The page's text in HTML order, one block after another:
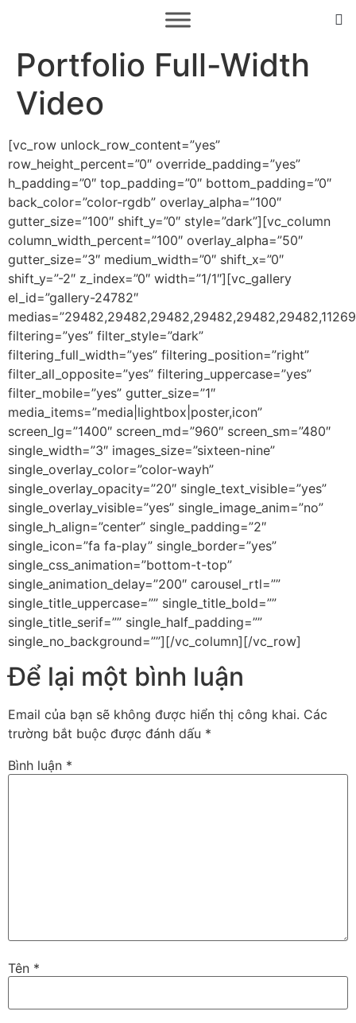
Portfolio Full-Width
Video
[vc_row unlock_row_content=”yes”
row_height_percent=”0″ override_padding=”yes”
h_padding=”0″ top_padding=”0″ bottom_padding=”0″
back_color=”color-rgdb” overlay_alpha=”100″
gutter_size=”100″ shift_y=”0″ style=”dark”][vc_column
column_width_percent=”100″ overlay_alpha=”50″
gutter_size=”3″ medium_width=”0″ shift_x=”0″
shift_y=”-2″ z_index=”0″ width=”1/1″][vc_gallery
el_id=”gallery-24782″
filtering=”yes” filter_style=”dark”
filtering_full_width=”yes” filtering_position=”right”
filter_all_opposite=”yes” filtering_uppercase=”yes”
filter_mobile=”yes” gutter_size=”1″
media_items=”media|lightbox|poster,icon”
screen_lg=”1400″ screen_md=”960″ screen_sm=”480″
single_width=”3″ images_size=”sixteen-nine”
single_overlay_color=”color-wayh”
single_overlay_opacity=”20″ single_text_visible=”yes”
single_overlay_visible=”yes” single_image_anim=”no”
single_h_align=”center” single_padding=”2″
single_icon=”fa fa-play” single_border=”yes”
single_css_animation=”bottom-t-top”
single_animation_delay=”200″ carousel_rtl=””
single_title_uppercase=”” single_title_bold=””
single_title_serif=”” single_half_padding=””
single_no_background=””][/vc_column][/vc_row]
Để lại một bình luận
Email của bạn sẽ không được hiển thị công khai. Các
trường bắt buộc được đánh dấu *
Bình luận *
Tên *